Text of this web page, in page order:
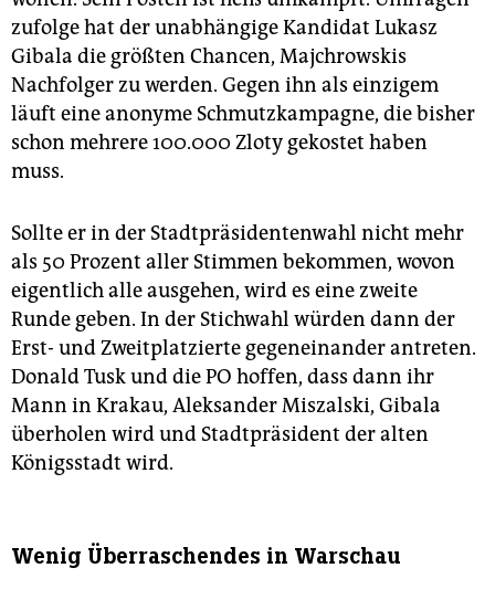
zufolge hat der unabhängige Kandidat Lukasz
Gibala die größten Chancen, Majchrowskis
Nachfolger zu werden. Gegen ihn als einzigem
läuft eine anonyme Schmutzkampagne, die bisher
schon mehrere 100.000 Zloty gekostet haben
muss.
Sollte er in der Stadtpräsidentenwahl nicht mehr
als 50 Prozent aller Stimmen bekommen, wovon
eigentlich alle ausgehen, wird es eine zweite
Runde geben. In der Stichwahl würden dann der
Erst- und Zweitplatzierte gegeneinander antreten.
Donald Tusk und die PO hoffen, dass dann ihr
Mann in Krakau, Aleksander Miszalski, Gibala
überholen wird und Stadtpräsident der alten
Königsstadt wird.
Wenig Überraschendes in Warschau